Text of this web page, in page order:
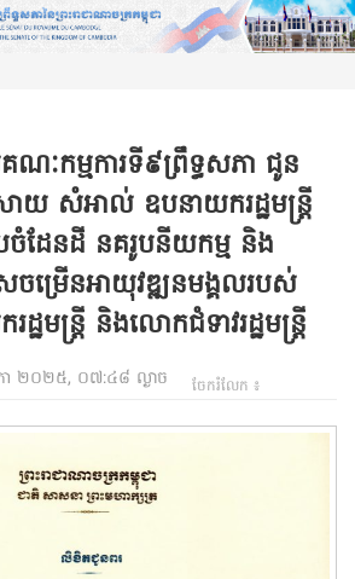
ៈកម្មការទី៩ព្រឹទ្ធសភា ជូន
យ សំអាល់ ឧបនាយករដ្ឋមន្ត្រី
បចំដែនដី នគរូបនីយកម្ម និង
ម្រើនអាយុវឌ្ឍនមង្គលរបស់
ឋមន្រ្តី និងលោកជំទាវរដ្ឋមន្ត្រី
២០២៥, ០៧:៤៨ ល្ងាច ចែករំលែក ៖